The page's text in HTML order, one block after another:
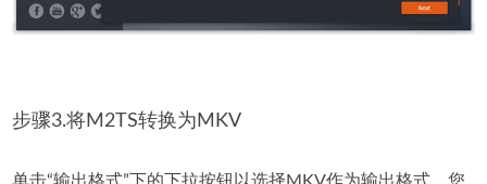
步骤3.将M2TS转换为MKV